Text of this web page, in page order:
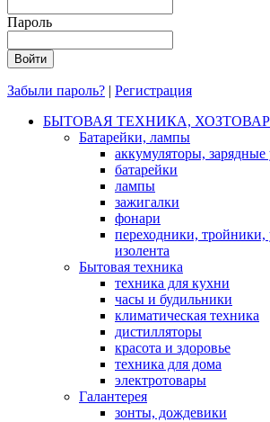
Пароль
Забыли пароль? | Регистрация
БЫТОВАЯ ТЕХНИКА,
Батарейки, лампы
аккумуляторы, зарядные
батарейки
лампы
зажигалки
фонари
переходники, тройники,
изолента
Бытовая техника
техника для кухни
часы и будильники
климатическая техника
дистилляторы
красота и здоровье
техника для дома
электротовары
Галантерея
зонты, дождевики